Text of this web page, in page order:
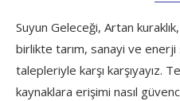
Suyun Geleceği, Artan
birlikte tarım, sanayi ve
talepleriyle karşı karşıyayız.
kaynaklara erişimi nasıl